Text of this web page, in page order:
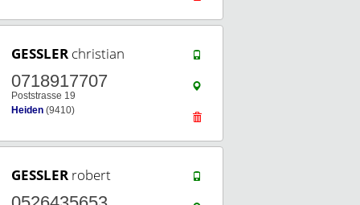
GESSLER christian
0718917707
Poststrasse 19
Heiden (9410)
GESSLER robert